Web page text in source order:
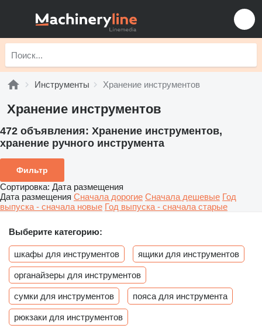
Инструменты Хранение инструментов
Хранение инструментов
472 объявления: Хранение инструментов,
хранение ручного инструмента
Фильтр
Сортировка: Дата размещения
Дата размещения Сначала дорогие Сначала дешевые Год
выпуска - сначала новые Год выпуска - сначала старые
Выберите категорию:
шкафы для инструментов ящики для инструментов
органайзеры для инструментов
сумки для инструментов пояса для инструмента
рюкзаки для инструментов